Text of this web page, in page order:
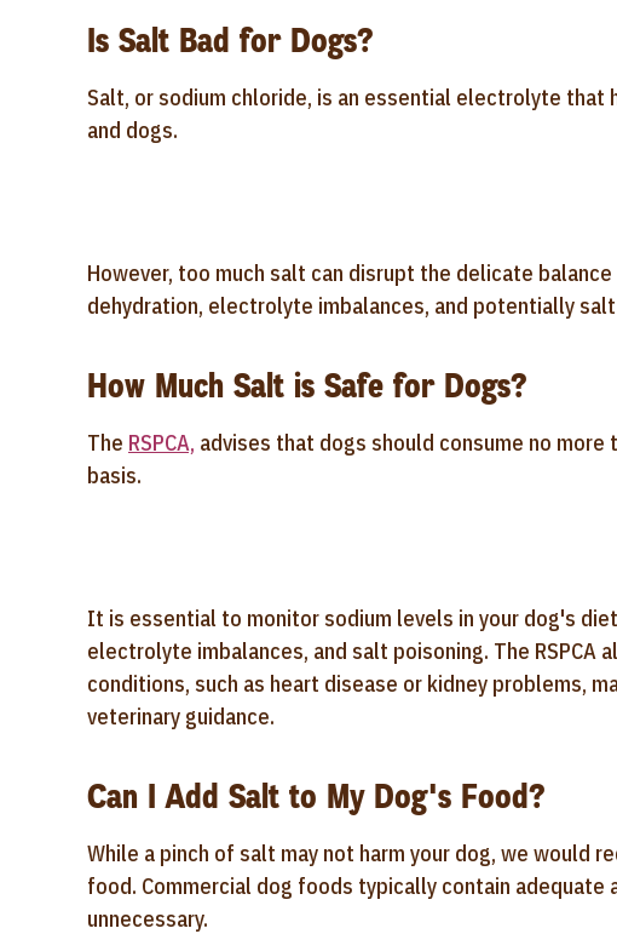
Is Salt Bad for Dogs?
Salt, or sodium chloride, is an essential electrolyte
and dogs.
However, too much salt can disrupt the delicate
dehydration, electrolyte imbalances, and potentially
How Much Salt is Safe for Dogs?
The RSPCA, advises that dogs should consume no
basis.
It is essential to monitor sodium levels in your dog's
electrolyte imbalances, and salt poisoning. The
conditions, such as heart disease or kidney problems,
veterinary guidance.
Can I Add Salt to My Dog's Food?
While a pinch of salt may not harm your dog, we would
food. Commercial dog foods typically contain
unnecessary.